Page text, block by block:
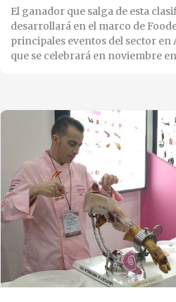
El ganador que salga de esta
desarrollará en el marco de
principales eventos del sector en
que se celebrará en noviembre